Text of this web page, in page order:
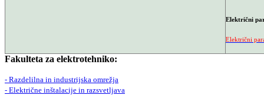
Električni
Električni
Fakulteta za elektrotehniko:
- Razdelilna in industrijska omrežja
- Električne inštalacije in razsvetljava